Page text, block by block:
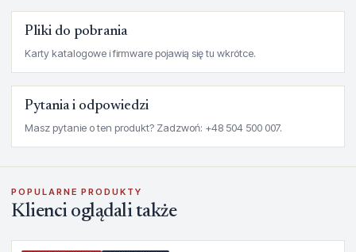
Pliki do pobrania
Karty katalogowe i firmware pojawią się tu wkrótce.
Pytania i odpowiedzi
Masz pytanie o ten produkt? Zadzwoń: +48 504 500 007.
POPULARNE PRODUKTY
Klienci oglądali także